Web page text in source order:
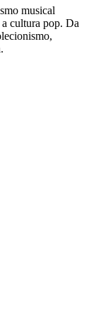
musical
cultura pop. Da